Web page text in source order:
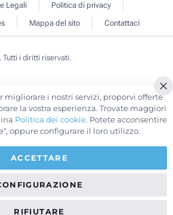
Legali
Politica di privacy
Mappa del sito Contattaci
Tutti i diritti riservati.
migliorare i nostri servizi, proporvi offerte
la vostra esperienza. Trovate maggiori
Politica dei cookie. Potete acconsentire
oppure configurare il loro utilizzo.
ACCETTARE
RIFIUTARE